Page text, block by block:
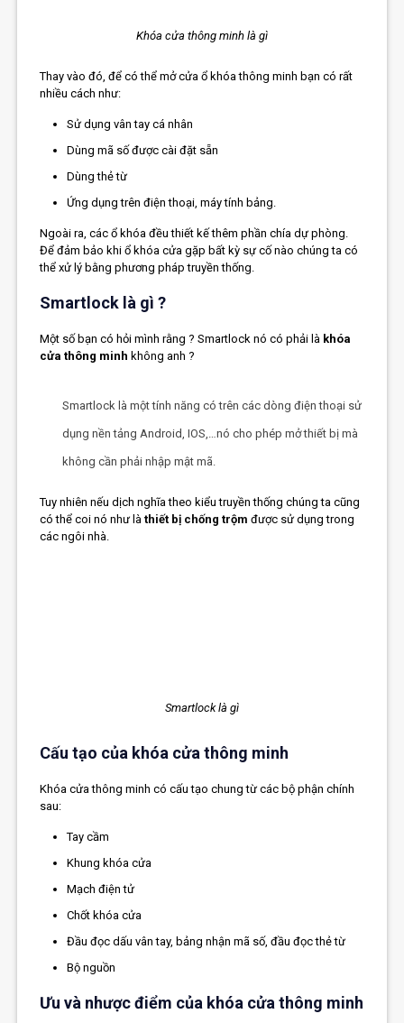
Khóa cửa thông minh là gì
Thay vào đó, để có thể mở cửa ổ khóa thông minh bạn có rất
nhiều cách như:
Sử dụng vân tay cá nhân
Dùng mã số được cài đặt sẵn
Dùng thẻ từ
Ứng dụng trên điện thoại, máy tính bảng.
Ngoài ra, các ổ khóa đều thiết kế thêm phần chía dự phòng.
Để đảm bảo khi ổ khóa cửa gặp bất kỳ sự cố nào chúng ta có
thể xử lý bằng phương pháp truyền thống.
Smartlock là gì ?
Một số bạn có hỏi mình rằng ? Smartlock nó có phải là khóa
cửa thông minh không anh ?
Smartlock là một tính năng có trên các dòng điện thoại sử
dụng nền tảng Android, IOS,…nó cho phép mở thiết bị mà
không cần phải nhập mật mã.
Tuy nhiên nếu dịch nghĩa theo kiểu truyền thống chúng ta cũng
có thể coi nó như làthiết bị chống trộm được sử dụng trong
các ngôi nhà.
Smartlock là gì
Cấu tạo của khóa cửa thông minh
Khóa cửa thông minh có cấu tạo chung từ các bộ phận chính
sau:
Tay cầm
Khung khóa cửa
Mạch điện tử
Chốt khóa cửa
Đầu đọc dấu vân tay, bảng nhận mã số, đầu đọc thẻ từ
Bộ nguồn
Ưu và nhược điểm của khóa cửa thông minh